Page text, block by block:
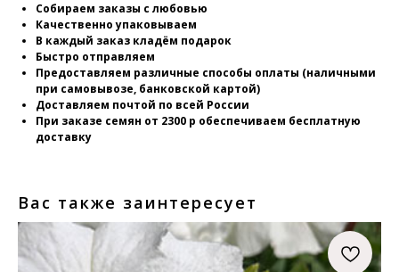
Собираем заказы с любовью
Качественно упаковываем
В каждый заказ кладём подарок
Быстро отправляем
Предоставляем различные способы оплаты (наличными
при самовывозе, банковской картой)
Доставляем почтой по всей России
При заказе семян от 2300 р обеспечиваем бесплатную
доставку
Вас также заинтересует